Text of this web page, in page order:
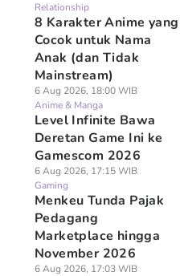
Relationship
8 Karakter Anime yang
Cocok untuk Nama
Anak (dan Tidak
Mainstream)
6 Aug 2026, 18:00 WIB
Anime & Manga
Level Infinite Bawa
Deretan Game Ini ke
Gamescom 2026
6 Aug 2026, 17:15 WIB
Gaming
Menkeu Tunda Pajak
Pedagang
Marketplace hingga
November 2026
6 Aug 2026, 17:03 WIB